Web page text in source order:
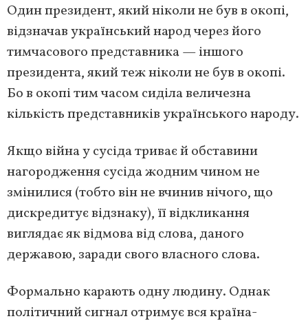
Один президент, який ніколи не був в окопі,
відзначав український народ через його
тимчасового представника — іншого
президента, який теж ніколи не був в окопі.
Бо в окопі тим часом сиділа величезна
кількість представників українського народу.
Якщо війна у сусіда триває й обставини
нагородження сусіда жодним чином не
змінилися (тобто він не вчинив нічого, що
дискредитує відзнаку), її відкликання
виглядає як відмова від слова, даного
державою, заради свого власного слова.
Формально карають одну людину. Однак
політичний сигнал отримує вся країна-